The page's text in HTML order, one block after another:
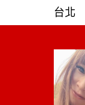
台北